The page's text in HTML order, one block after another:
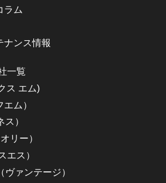
ラム
ナンス情報
一覧
ス エム)
ム）
）
リー）
エス）
ァンテージ）